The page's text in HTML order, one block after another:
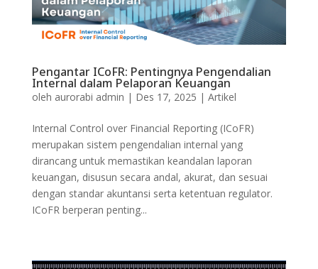
Pengantar ICoFR: Pentingnya Pengendalian
Internal dalam Pelaporan Keuangan
oleh aurorabi admin | Des 17, 2025 | Artikel
Internal Control over Financial Reporting (ICoFR)
merupakan sistem pengendalian internal yang
dirancang untuk memastikan keandalan laporan
keuangan, disusun secara andal, akurat, dan sesuai
dengan standar akuntansi serta ketentuan regulator.
ICoFR berperan penting...